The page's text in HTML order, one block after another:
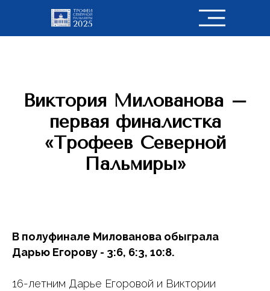
Виктория Милованова –
первая финалистка
«Трофеев Северной
Пальмиры»
В полуфинале Милованова обыграла
Дарью Егорову - 3:6, 6:3, 10:8.
16-летним Дарье Егоровой и Виктории